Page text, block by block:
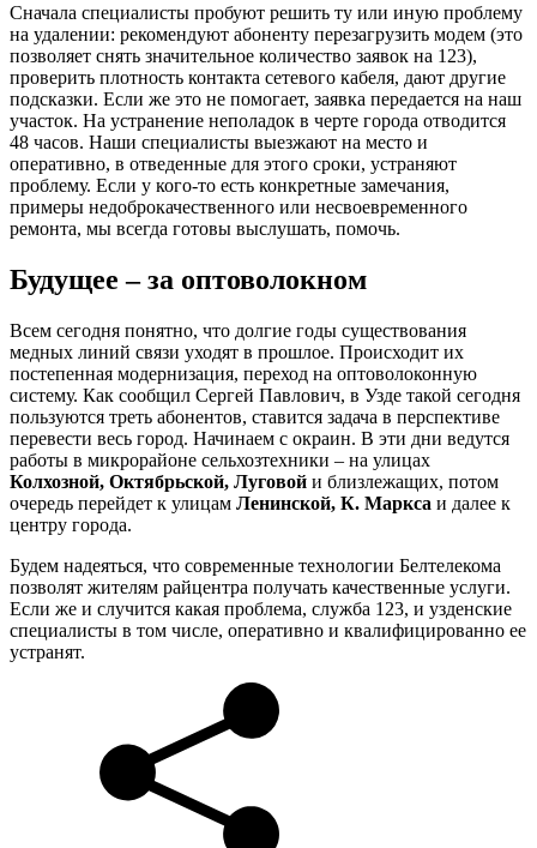
Сначала специалисты пробуют решить ту или иную проблему
на удалении: рекомендуют абоненту перезагрузить модем (это
позволяет снять значительное количество заявок на 123),
проверить плотность контакта сетевого кабеля, дают другие
подсказки. Если же это не помогает, заявка передается на наш
участок. На устранение неполадок в черте города отводится
48 часов. Наши специалисты выезжают на место и
оперативно, в отведенные для этого сроки, устраняют
проблему. Если у кого-то есть конкретные замечания,
примеры недоброкачественного или несвоевременного
ремонта, мы всегда готовы выслушать, помочь.
Будущее – за оптоволокном
Всем сегодня понятно, что долгие годы существования
медных линий связи уходят в прошлое. Происходит их
постепенная модернизация, переход на оптоволоконную
систему. Как сообщил Сергей Павлович, в Узде такой сегодня
пользуются треть абонентов, ставится задача в перспективе
перевести весь город. Начинаем с окраин. В эти дни ведутся
работы в микрорайоне сельхозтехники – на улицах
Колхозной, Октябрьской, Луговой и близлежащих, потом
очередь перейдет к улицам Ленинской, К. Маркса и далее к
центру города.
Будем надеяться, что современные технологии Белтелекома
позволят жителям райцентра получать качественные услуги.
Если же и случится какая проблема, служба 123, и узденские
специалисты в том числе, оперативно и квалифицированно ее
устранят.